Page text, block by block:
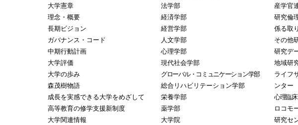
大学憲章
理念・概要
長期ビジョン
ガバナンス・コード
中期行動計画
大学評価
大学の歩み
森茂樹物語
成長を実感できる大学をめざして
高等教育の修学支援新制度
大学関連情報
法学部
経済学部
経営学部
人文学部
心理学部
現代社会学部
グローバル・コミュニケーション学部
総合リハビリテーション学部
栄養学部
薬学部
大学院
産学官
研究倫
係る取
その他
研究デ
地域研
ライフ
ンター
心理臨
ロコモ
研究セ